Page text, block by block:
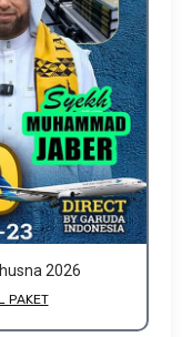
2026
PAKET